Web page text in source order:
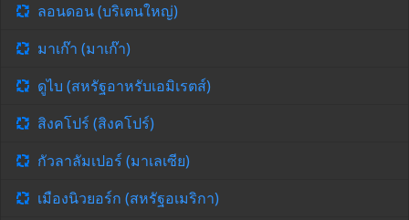
ลอนดอน (บริเตนใหญ่)
มาเก๊า (มาเก๊า)
ดูไบ (สหรัฐอาหรับเอมิเรตส์)
สิงคโปร์ (สิงคโปร์)
กัวลาลัมเปอร์ (มาเลเซีย)
เมืองนิวยอร์ก (สหรัฐอเมริกา)